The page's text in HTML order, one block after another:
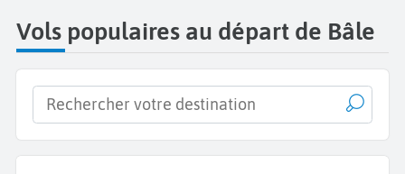
Vols populaires au départ de Bâle